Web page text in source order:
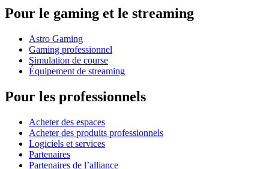
Pour le gaming et le streaming
Astro Gaming
Gaming professionnel
Simulation de course
Équipement de streaming
Pour les professionnels
Acheter des espaces
Acheter des produits professionnels
Logiciels et services
Partenaires
Partenaires de l’alliance